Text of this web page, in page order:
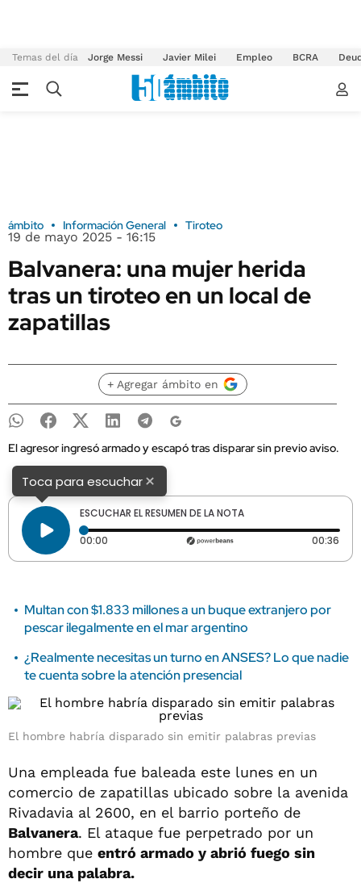
Temas del día Jorge Messi Javier Milei Empleo BCRA
ámbito Información General Tiroteo
19 de mayo 2025 - 16:15
Balvanera: una mujer herida
tras un tiroteo en un local de
zapatillas
+ Agregar ámbito en
El agresor ingresó armado y escapó tras disparar sin previo aviso.
Toca para escuchar×
ESCUCHAR EL RESUMEN DE LA NOTA
00:00 Tiempo transcurrido: 0 segundos 00:36
Multan con $1.833 millones a un buque extranjero por
pescar ilegalmente en el mar argentino
¿Realmente necesitas un turno en ANSES? Lo que nadie
te cuenta sobre la atención presencial
El hombre habría disparado sin emitir palabras previas
Una empleada fue baleada este lunes en un
comercio de zapatillas ubicado sobre la avenida
Rivadavia al 2600, en el barrio porteño de
Balvanera. El ataque fue perpetrado por un
hombre que entró armado y abrió fuego sin
decir una palabra.